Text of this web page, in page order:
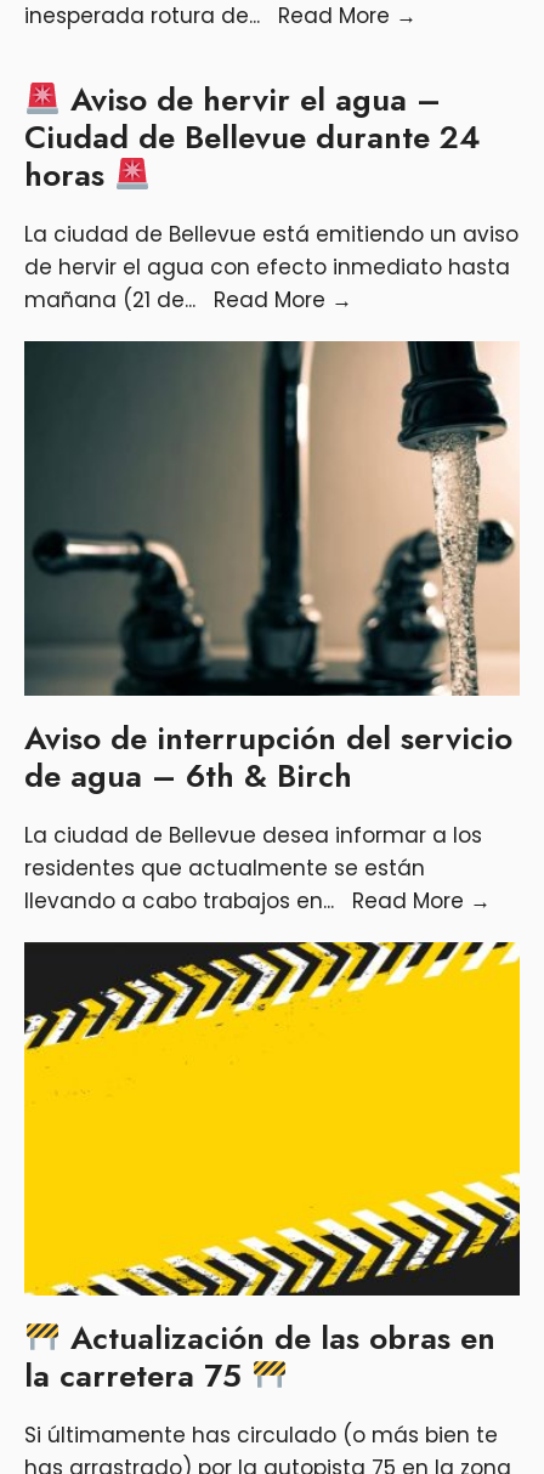
inesperada rotura de... Read More →
Aviso de hervir el agua –
Ciudad de Bellevue durante 24
horas
La ciudad de Bellevue está emitiendo un aviso
de hervir el agua con efecto inmediato hasta
mañana (21 de... Read More →
Aviso de interrupción del servicio
de agua – 6th & Birch
La ciudad de Bellevue desea informar a los
residentes que actualmente se están
llevando a cabo trabajos en... Read More →
Actualización de las obras en
la carretera 75
Si últimamente has circulado (o más bien te
has arrastrado) por la autopista 75 en la zona